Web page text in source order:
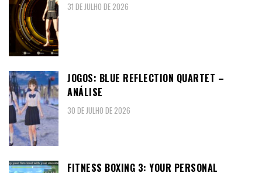
31 DE JULHO DE 2026
JOGOS: BLUE REFLECTION QUARTET –
ANÁLISE
30 DE JULHO DE 2026
FITNESS BOXING 3: YOUR PERSONAL